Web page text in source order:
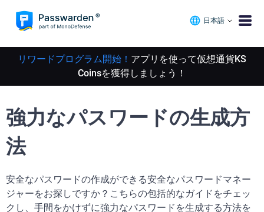
日本語
リワードプログラム開始！ アプリを使って仮想通貨KS
Coinsを獲得しましょう！
強力なパスワードの生成方
法
安全なパスワードの作成ができる安全なパスワードマネー
ジャーをお探しですか？こちらの包括的なガイドをチェッ
クし、手間をかけずに強力なパスワードを生成する方法を